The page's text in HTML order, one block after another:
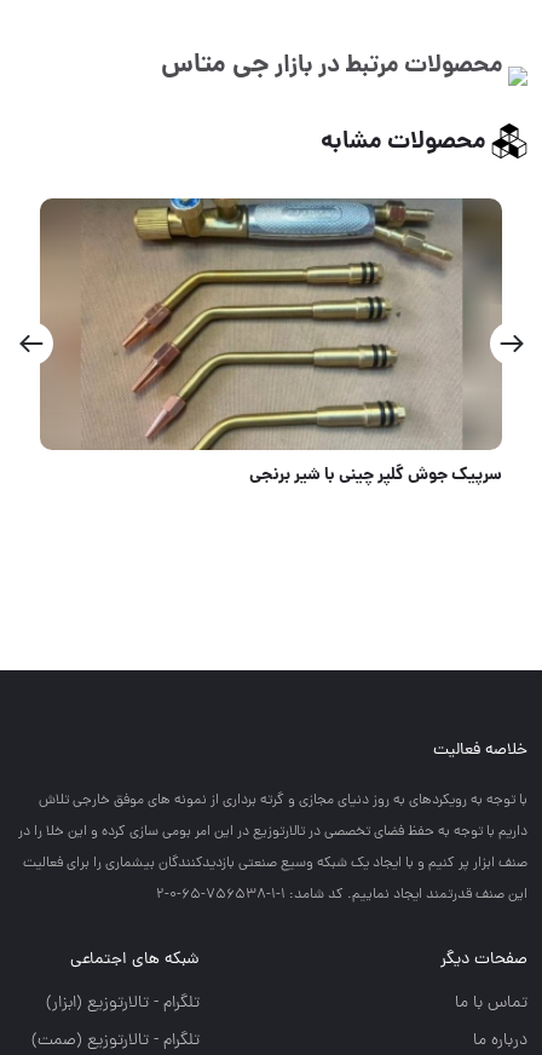
محصولات مرتبط در بازارجی متاس
محصولات مشابه
سانترال co2 رو دستگاهی
خلاصه فعالیت
با توجه به رويكردهاي به روز دنياي مجازي و گرته برداري از نمونه هاي موفق خارجي تلاش
داريم با توجه به حفظ فضاي تخصصي در تالارتوزيع در اين امر بومي سازي كرده و اين خلا را در
صنف ابزار پر كنيم و با ايجاد يك شبكه وسيع صنعتي بازديدكنندگان بيشماري را براي فعاليت
اين صنف قدرتمند ايجاد نماييم. کد شامد: 1-1-756538-65-0-2
صفحات دیگر
تماس با ما
درباره ما
شبکه های اجتماعی
تلگرام - تالارتوزيع (ابزار)
تلگرام - تالارتوزيع (صمت)